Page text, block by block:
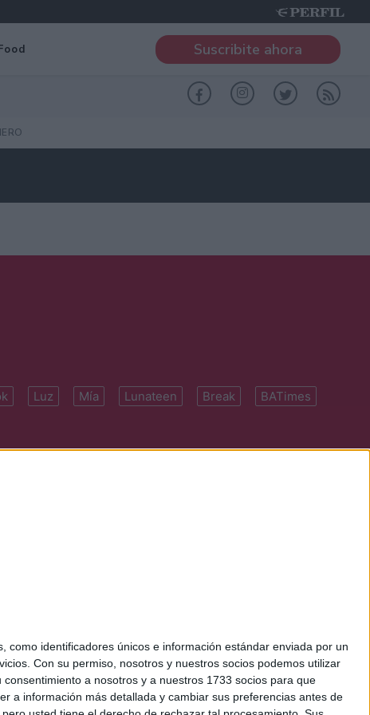
identificadores únicos e información estándar enviada por un
Con su permiso, nosotros y nuestros socios podemos utilizar
a nosotros y a nuestros 1733 socios para que
a información más detallada y cambiar sus preferencias antes de
Suscribite ahora
Luz Mía Lunateen Break BATimes